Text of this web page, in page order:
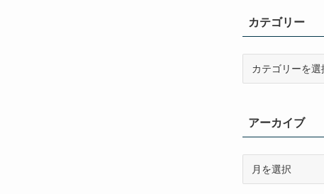
カテゴリー
ーアーカイブ